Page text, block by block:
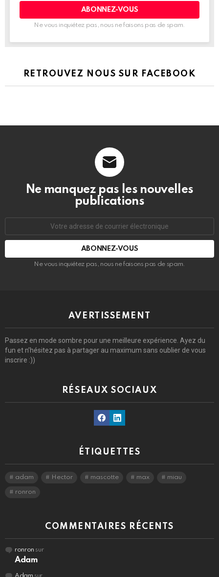
Ne vous inquiétez pas, nous ne faisons pas de spam.
RETROUVEZ NOUS SUR FACEBOOK
Ne manquez pas les nouvelles
publications
courrier
Ne vous inquiétez pas, nous ne faisons pas de spam.
AVERTISSEMENT
Passez en mode sombre pour une meilleure expérience. Ayez du
fun et n’hésitez pas à partager au maximum sans oublier de vous
inscrire :))
RÉSEAUX SOCIAUX
FacebookLinkedin
ÉTIQUETTES
adam Hector mascotte max miau
ronron
COMMENTAIRES RÉCENTS
ronron sur
Adam
Adam sur